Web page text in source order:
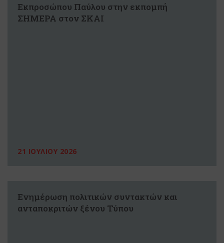
Εκπροσώπου Παύλου στην εκπομπή
ΣΗΜΕΡΑ στον ΣΚΑΙ
21 ΙΟΥΛΙΟΥ 2026
Ενημέρωση πολιτικών συντακτών και
ανταποκριτών ξένου Τύπου